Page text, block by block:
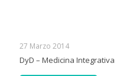
27 Marzo 2014
DyD – Medicina Integrativa